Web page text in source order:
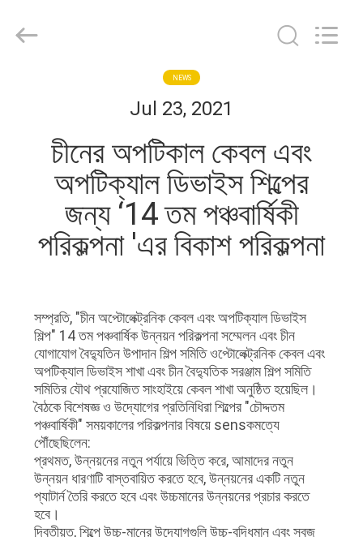
আমাদের
নিয়ন্ত্রণ
যোগাযোগ
করুন
Rights
NEWS
Jul 23, 2021
চীনের অপটিকাল কেবল এবং
অপটিক্যাল ডিভাইস শিল্পের
জন্য ‘14 তম পঞ্চবার্ষিকী
পরিকল্পনা 'এর বিকাশ পরিকল্পনা
সম্প্রতি, "চীন অপ্টোলেক্ট্রনিক কেবল এবং অপটিক্যাল ডিভাইস
শিল্প" 14 তম পঞ্চবার্ষিক উন্নয়ন পরিকল্পনা সম্মেলন এবং চীন
যোগাযোগ বৈদ্যুতিন উপাদান শিল্প সমিতি ওপ্টোলেক্ট্রনিক কেবল এবং
অপটিক্যাল ডিভাইস শাখা এবং চীন বৈদ্যুতিক সরঞ্জাম শিল্প সমিতি
সমিতির যৌথ প্রযোজিত সাংহাইয়ে কেবল শাখা অনুষ্ঠিত হয়েছিল।
বৈঠকে বিশেষজ্ঞ ও উদ্যোগের প্রতিনিধিরা শিল্পের "চৌদ্দতম
পঞ্চবার্ষিকী" সময়কালের পরিকল্পনার বিষয়ে sensকমত্যে
পৌঁছেছিলেন:
প্রথমত, উন্নয়নের নতুন পর্যায়ে ভিত্তি করে, আমাদের নতুন
উন্নয়ন ধারণাটি বাস্তবায়িত করতে হবে, উন্নয়নের একটি নতুন
প্যাটার্ন তৈরি করতে হবে এবং উচ্চমানের উন্নয়নের প্রচার করতে
হবে।
দ্বিতীয়ত, শিল্পে উচ্চ-মানের উদ্যোগগুলি উচ্চ-বুদ্ধিমান এবং সবুজ